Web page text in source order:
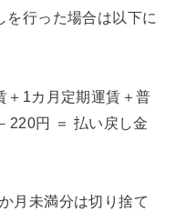
を行った場合は以下に
＋1カ月定期運賃＋普
220円 ＝ 払い戻し金
月未満分は切り捨て